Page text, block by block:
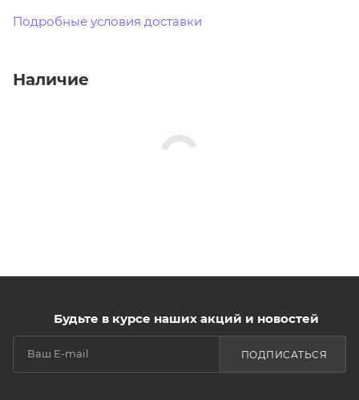
Подробные условия доставки
Наличие
Будьте в курсе наших акций и новостей
ПОДПИСАТЬСЯ